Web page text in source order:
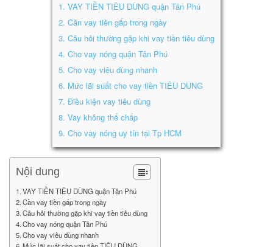
1. VAY TIỀN TIÊU DÙNG quận Tân Phú
2. Cần vay tiền gấp trong ngày
3. Câu hỏi thường gặp khi vay tiền tiêu dùng
4. Cho vay nóng quận Tân Phú
5. Cho vay viêu dùng nhanh
6. Mức lãi suất cho vay tiền TIÊU DÙNG
7. Điều kiện vay tiêu dùng
8. Vay không thế chấp
9. Cho vay nóng uy tín tại Tp HCM
Nội dung
VAY TIỀN TIÊU DÙNG quận Tân Phú
Cần vay tiền gấp trong ngày
Câu hỏi thường gặp khi vay tiền tiêu dùng
Cho vay nóng quận Tân Phú
Cho vay viêu dùng nhanh